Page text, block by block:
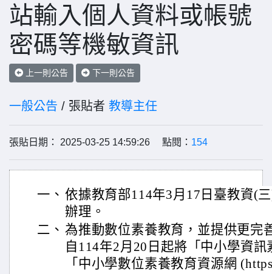
站輸入個人資料或帳號
密碼等機敏資訊
上一則公告 下一則公告
一般公告 / 張貼者 教導主任
張貼日期： 2025-03-25 14:59:26 點閱： 154
一、 依據教育部114年3月17日臺教資(
辦理。
二、 為推動數位素養教育，並提供更完
自114年2月20日起將「中小學資
「中小學數位素養教育資源網